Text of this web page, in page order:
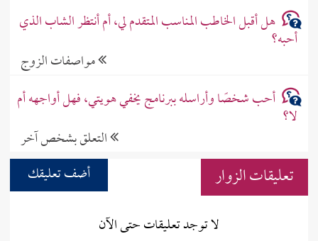
هل أقبل الخاطب المناسب المتقدم لي، أم أنتظر الشاب الذي
أحبه؟
مواصفات الزوج
أحب شخصًا وأراسله ببرنامج يخفي هويتي، فهل أواجهه أم
لا؟
التعلق بشخص آخر
تعليقات الزوار
أضف تعليقك
لا توجد تعليقات حتى الآن